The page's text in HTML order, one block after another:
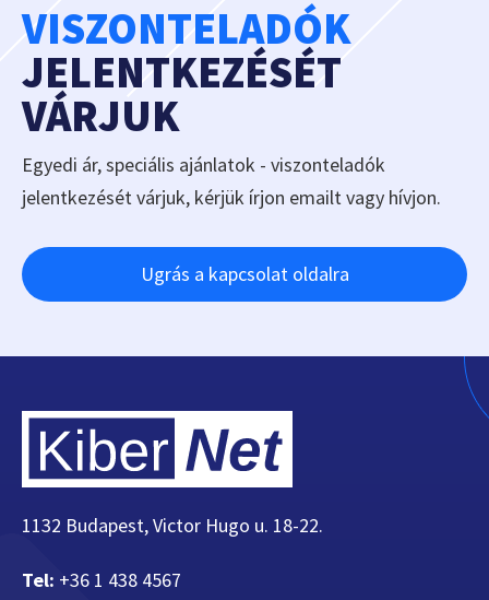
VISZONTELADÓK
JELENTKEZÉSÉT
VÁRJUK
Egyedi ár, speciális ajánlatok - viszonteladók
jelentkezését várjuk, kérjük írjon emailt vagy hívjon.
Ugrás a kapcsolat oldalra
1132 Budapest, Victor Hugo u. 18-22.
Tel: +36 1 438 4567